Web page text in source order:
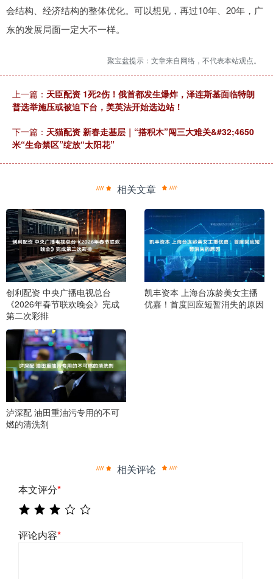
会结构、经济结构的整体优化。可以想见，再过10年、20年，广
东的发展局面一定大不一样。
聚宝盆提示：文章来自网络，不代表本站观点。
上一篇： 天臣配资 1死2伤！俄首都发生爆炸，泽连斯基面临特朗
普选举施压或被迫下台，美英法开始选边站！
下一篇： 天猫配资 新春走基层｜“搭积木”闯三大难关&#32;4650
米“生命禁区”绽放“太阳花”
相关文章
创利配资 中央广播电视总台
《2026年春节联欢晚会》完成
第二次彩排
凯丰资本 上海台冻龄美女主播
优嘉！首度回应短暂消失的原因
泸深配 油田重油污专用的不可
燃的清洗剂
相关评论
本文评分*
评论内容*